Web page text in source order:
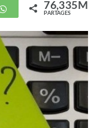
WhatsApp76,335M
PARTAGES